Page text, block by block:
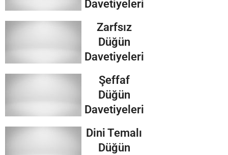
Davetiyeleri
Zarfsız
Düğün
Davetiyeleri
Şeffaf
Düğün
Davetiyeleri
Dini Temalı
Düğün